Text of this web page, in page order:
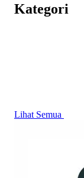
Kategori
Lihat Semua